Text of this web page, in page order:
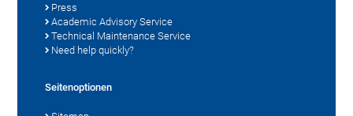
Press
Academic Advisory Service
Technical Maintenance Service
Need help quickly?
Seitenoptionen